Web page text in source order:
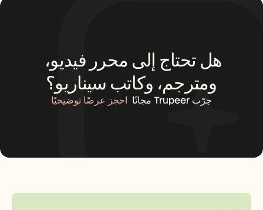
ومترجم، وكاتب سيناريو؟
جرّب Trupeer مجانًا احجز عرضًا توضيحيًا